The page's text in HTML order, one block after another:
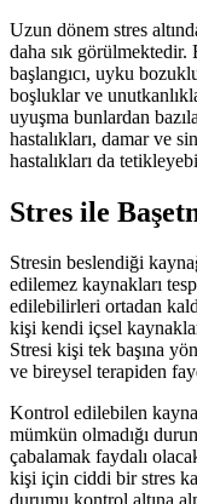
Uzun dönem stres
daha sık görülmektedir.
başlangıcı, uyku
boşluklar ve
uyuşma bunlardan
hastalıkları, damar ve
hastalıkları da
Stres ile
Stresin beslendiği
edilemez kaynakları
edilebilirleri ortadan
kişi kendi içsel
Stresi kişi tek başına
ve bireysel terapiden
Kontrol edilebilen
mümkün olmadığı
çabalamak faydalı
kişi için ciddi bir stres